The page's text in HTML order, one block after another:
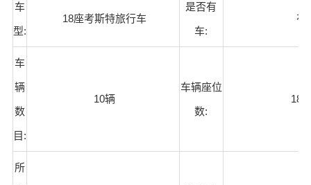
车
型:
18座考斯特旅行车
是否有
车:
有
车
辆
数
目:
10辆
车辆座位
数:
18
所